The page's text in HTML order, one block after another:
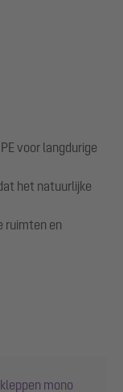
voor langdurige
het natuurlijke
ruimten en
mono